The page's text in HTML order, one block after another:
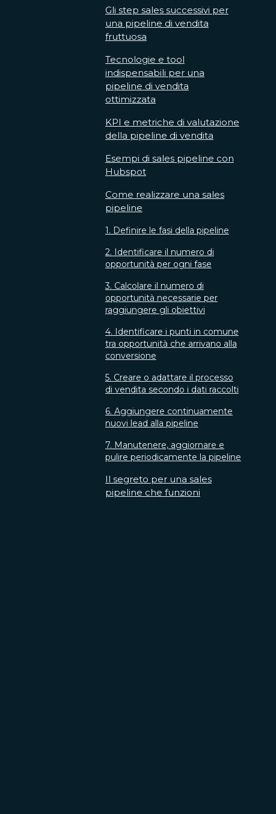
Gli step sales successivi per
una pipeline di vendita
fruttuosa
Tecnologie e tool
indispensabili per una
pipeline di vendita
ottimizzata
KPI e metriche di valutazione
della pipeline di vendita
Esempi di sales pipeline con
Hubspot
Come realizzare una sales
pipeline
1. Definire le fasi della pipeline
2. Identificare il numero di
opportunità per ogni fase
3. Calcolare il numero di
opportunità necessarie per
raggiungere gli obiettivi
4. Identificare i punti in comune
tra opportunità che arrivano alla
conversione
5. Creare o adattare il processo
di vendita secondo i dati raccolti
6. Aggiungere continuamente
nuovi lead alla pipeline
7. Manutenere, aggiornare e
pulire periodicamente la pipeline
Il segreto per una sales
pipeline che funzioni